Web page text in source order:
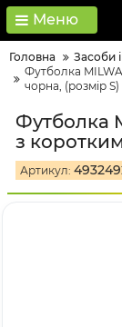
Меню
Головна Засоби
Футболка
чорна, (розмір S)
Футболка
з
Артикул: